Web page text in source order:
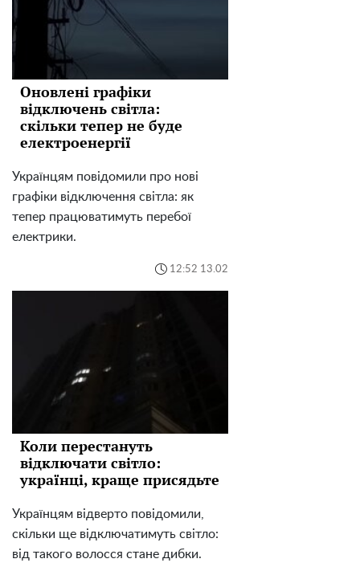
Оновлені графіки
відключень світла:
скільки тепер не буде
електроенергії
Українцям повідомили про нові
графіки відключення світла: як
тепер працюватимуть перебої
електрики.
12:52 13.02
Коли перестануть
відключати світло:
українці, краще присядьте
Українцям відверто повідомили,
скільки ще відключатимуть світло:
від такого волосся стане дибки.